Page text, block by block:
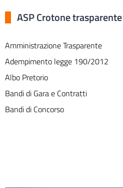
ASP Crotone trasparente
Amministrazione Trasparente
Adempimento legge 190/2012
Albo Pretorio
Bandi di Gara e Contratti
Bandi di Concorso